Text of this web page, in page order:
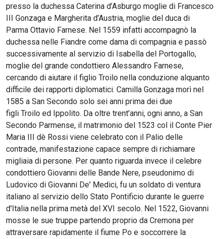
presso la duchessa Caterina d’Asburgo moglie di Francesco
III Gonzaga e Margherita d’Austria, moglie del duca di
Parma Ottavio Farnese. Nel 1559 infatti accompagnò la
duchessa nelle Fiandre come dama di compagnia e passò
successivamente al servizio di Isabella del Portogallo,
moglie del grande condottiero Alessandro Farnese,
cercando di aiutare il figlio Troilo nella conduzione alquanto
difficile dei rapporti diplomatici. Camilla Gonzaga morì nel
1585 a San Secondo solo sei anni prima dei due
figli Troilo ed Ippolito. Da oltre trent’anni, ogni anno, a San
Secondo Parmense, il matrimonio del 1523 col il Conte Pier
Maria III dè Rossi viene celebrato con il Palio delle
contrade, manifestazione capace sempre di richiamare
migliaia di persone. Per quanto riguarda invece il celebre
condottiero Giovanni delle Bande Nere, pseudonimo di
Ludovico di Giovanni De' Medici, fu un soldato di ventura
italiano al servizio dello Stato Pontificio durante le guerre
d'Italia nella prima metà del XVI secolo. Nel 1522, Giovanni
mosse le sue truppe partendo proprio da Cremona per
attraversare rapidamente il fiume Po e soccorrere la